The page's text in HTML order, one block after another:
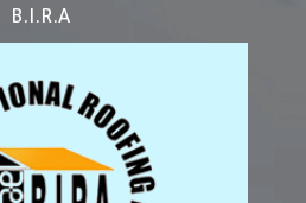
B.I.R.A